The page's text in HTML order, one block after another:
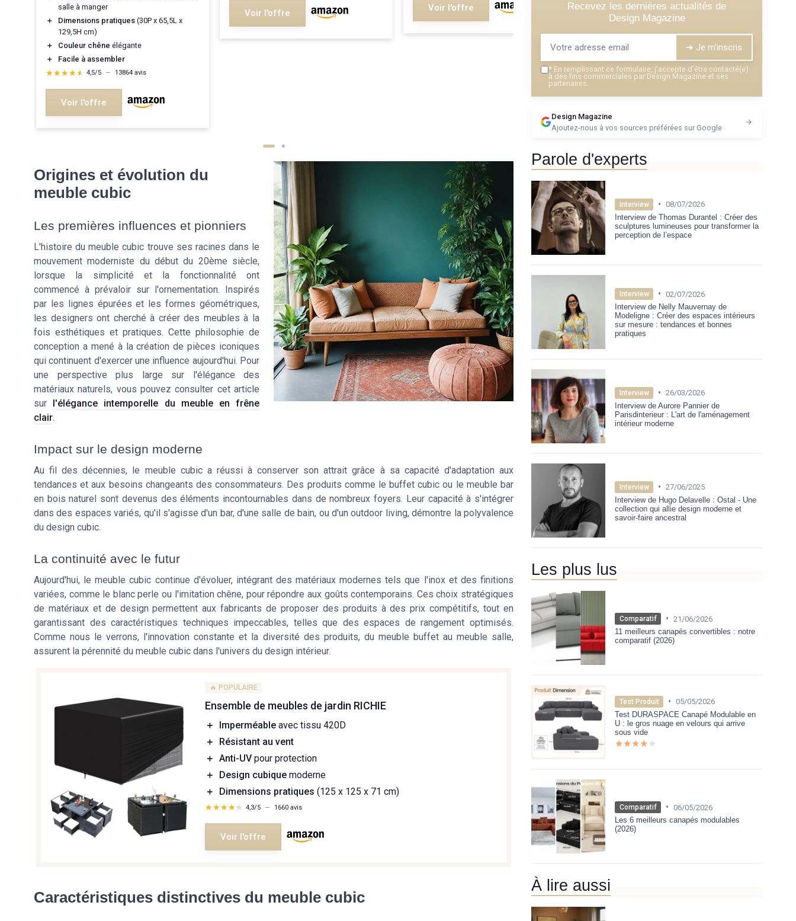
salle à manger
＋
Dimensions pratiques (30P x 65,5L x
129,5H cm)
＋
Couleur chêne élégante
＋
Facile à assembler
★★★★★
★★★★★ 4,5/5 — 13864 avis
Voir l'offre
Voir l'offre
Voir l'offre Voir l'offre
Origines et évolution du
meuble cubic
Les premières influences et pionniers
L'histoire du meuble cubic trouve ses racines dans le
mouvement moderniste du début du 20ème siècle,
lorsque la simplicité et la fonctionnalité ont
commencé à prévaloir sur l'ornementation. Inspirés
par les lignes épurées et les formes géométriques,
les designers ont cherché à créer des meubles à la
fois esthétiques et pratiques. Cette philosophie de
conception a mené à la création de pièces iconiques
qui continuent d'exercer une influence aujourd'hui. Pour
une perspective plus large sur l'élégance des
matériaux naturels, vous pouvez consulter cet article
sur l'élégance intemporelle du meuble en frêne
clair.
Impact sur le design moderne
Au fil des décennies, le meuble cubic a réussi à conserver son attrait grâce à sa capacité d'adaptation aux
tendances et aux besoins changeants des consommateurs. Des produits comme le buffet cubic ou le meuble bar
en bois naturel sont devenus des éléments incontournables dans de nombreux foyers. Leur capacité à s'intégrer
dans des espaces variés, qu'il s'agisse d'un bar, d'une salle de bain, ou d'un outdoor living, démontre la polyvalence
du design cubic.
La continuité avec le futur
Aujourd'hui, le meuble cubic continue d'évoluer, intégrant des matériaux modernes tels que l'inox et des finitions
variées, comme le blanc perle ou l'imitation chêne, pour répondre aux goûts contemporains. Ces choix stratégiques
de matériaux et de design permettent aux fabricants de proposer des produits à des prix compétitifs, tout en
garantissant des caractéristiques techniques impeccables, telles que des espaces de rangement optimisés.
Comme nous le verrons, l'innovation constante et la diversité des produits, du meuble buffet au meuble salle,
assurent la pérennité du meuble cubic dans l'univers du design intérieur.
🔥 POPULAIRE
Ensemble de meubles de jardin RICHIE
＋ Imperméable avec tissu 420D
＋
Résistant au vent
＋ Anti-UV pour protection
＋
Design cubique moderne
＋
Dimensions pratiques (125 x 125 x 71 cm)
★★★★★
★★★★★ 4,3/5 — 1660 avis
Voir l'offre
Caractéristiques distinctives du meuble cubic
Recevez les dernières actualités de
Design Magazine
➔ Je m'inscris
* En remplissant ce formulaire, j’accepte d’être contacté(e)
à des fins commerciales par Design Magazine et ses
partenaires.
Design Magazine
Ajoutez-nous à vos sources préférées sur Google
Parole d'experts
Interview • 08/07/2026
Interview de Thomas Durantel : Créer des
sculptures lumineuses pour transformer la
perception de l’espace
Interview • 02/07/2026
Interview de Nelly Mauvernay de
Modeligne : Créer des espaces intérieurs
sur mesure : tendances et bonnes
pratiques
Interview • 26/03/2026
Interview de Aurore Pannier de
Parisdinterieur : L'art de l'aménagement
intérieur moderne
Interview • 27/06/2025
Interview de Hugo Delavelle : Ostal - Une
collection qui allie design moderne et
savoir-faire ancestral
Les plus lus
Comparatif • 21/06/2026
11 meilleurs canapés convertibles : notre
comparatif (2026)
Test Produit • 05/05/2026
Test DURASPACE Canapé Modulable en
U : le gros nuage en velours qui arrive
sous vide
★★★★★
★★★★★
Comparatif • 06/05/2026
Les 6 meilleurs canapés modulables
(2026)
À lire aussi